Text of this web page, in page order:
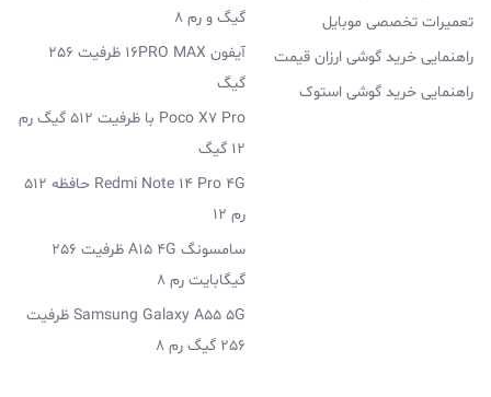
تعمیرات تخصصی موبایل
راهنمایی خرید گوشی ارزان قیمت
راهنمایی خرید گوشی استوک
گیگ و رم 8
آیفون 16PRO MAX ظرفیت 256
گیگ
Poco X7 Pro با ظرفیت 512 گیگ رم
12 گیگ
Redmi Note 14 Pro 4G حافظه 512
رم 12
سامسونگ A15 4G ظرفیت 256
گیگابایت رم 8
Samsung Galaxy A55 5G ظرفیت
256 گیگ رم 8